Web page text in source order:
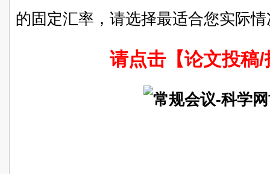
的固定汇率，请选择最适合您实际
请点击【论文投稿